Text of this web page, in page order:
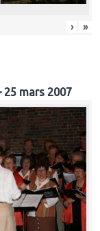
› »
25 mars 2007